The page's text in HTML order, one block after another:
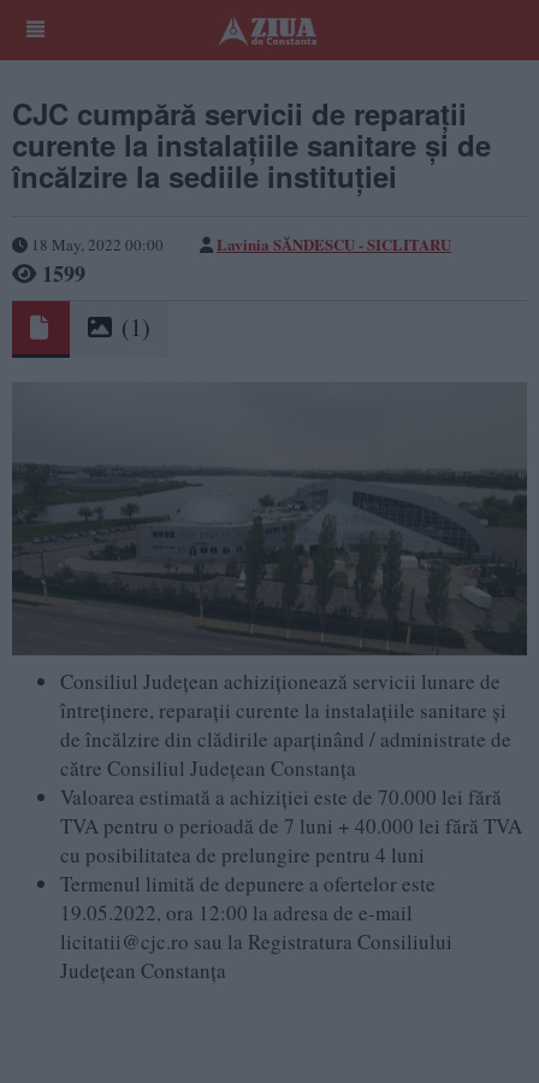
CJC cumpără servicii de reparaţii
curente la instalaţiile sanitare şi de
încălzire la sediile instituției
18 May, 2022 00:00 Lavinia SĂNDESCU - SICLITARU
1599
(1)
Consiliul Județean achiziționează servicii lunare de
întreţinere, reparaţii curente la instalaţiile sanitare şi
de încălzire din clădirile aparţinând / administrate de
către Consiliul Judeţean Constanţa
Valoarea estimată a achiziţiei este de 70.000 lei fără
TVA pentru o perioadă de 7 luni + 40.000 lei fără TVA
cu posibilitatea de prelungire pentru 4 luni
Termenul limită de depunere a ofertelor este
19.05.2022, ora 12:00 la adresa de e-mail
licitatii@cjc.ro sau la Registratura Consiliului
Judeţean Constanţa